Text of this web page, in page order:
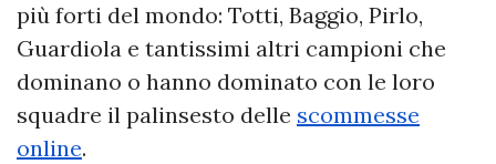
più forti del mondo: Totti, Baggio, Pirlo,
Guardiola e tantissimi altri campioni che
dominano o hanno dominato con le loro
squadre il palinsesto delle scommesse
online.